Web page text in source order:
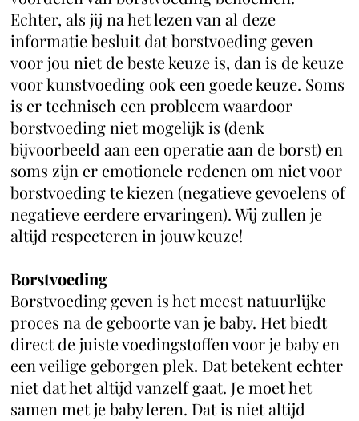
Echter, als jij na het lezen van al deze
informatie besluit dat borstvoeding geven
voor jou niet de beste keuze is, dan is de keuze
voor kunstvoeding ook een goede keuze. Soms
is er technisch een probleem waardoor
borstvoeding niet mogelijk is (denk
bijvoorbeeld aan een operatie aan de borst) en
soms zijn er emotionele redenen om niet voor
borstvoeding te kiezen (negatieve gevoelens of
negatieve eerdere ervaringen). Wij zullen je
altijd respecteren in jouw keuze!
Borstvoeding
Borstvoeding geven is het meest natuurlijke
proces na de geboorte van je baby. Het biedt
direct de juiste voedingstoffen voor je baby en
een veilige geborgen plek. Dat betekent echter
niet dat het altijd vanzelf gaat. Je moet het
samen met je baby leren. Dat is niet altijd